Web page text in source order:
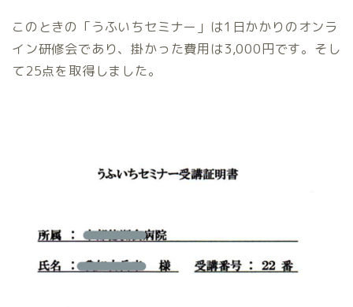
このときの「うふいちセミナー」は1日かかりのオンラ
イン研修会であり、掛かった費用は3,000円です。そし
て25点を取得しました。